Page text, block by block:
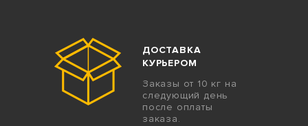
ДОСТАВКА
КУРЬЕРОМ
Заказы от 10 кг на
следующий день
после оплаты
заказа.